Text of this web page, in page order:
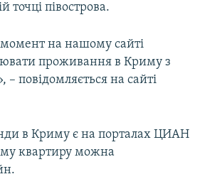
точці півострова.
на нашому сайті
проживання в Криму з
повідомляється на сайті
в Криму є на порталах ЦИАН
квартиру можна